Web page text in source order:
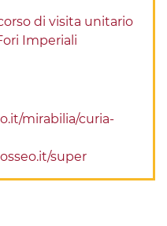
di visita unitario
Imperiali
mirabilia/curia-
super